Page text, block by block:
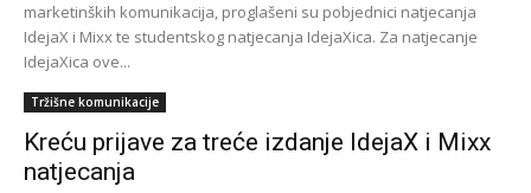
marketinških komunikacija, proglašeni su pobjednici natjecanja
IdejaX i Mixx te studentskog natjecanja IdejaXica. Za natjecanje
IdejaXica ove...
Tržišne komunikacije
Kreću prijave za treće izdanje IdejaX i Mixx
natjecanja